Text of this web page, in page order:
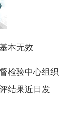
本无效
检验中心组织
结果近日发